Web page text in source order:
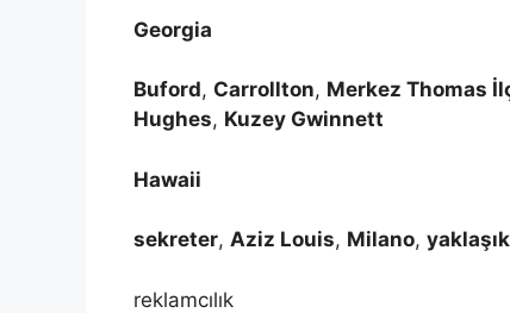
Georgia
Buford, Carrollton, Merkez Thomas
Hughes, Kuzey Gwinnett
Hawaii
sekreter, Aziz Louis, Milano, yaklaşık
reklamcılık